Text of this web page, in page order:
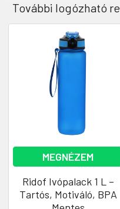
További logózható
MEGNÉZEM
Ridof Ivópalack 1 L –
Tartós, Motiváló, BPA